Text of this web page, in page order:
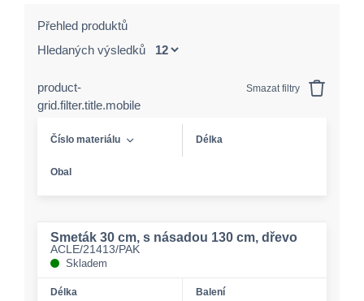
Přehled produktů
Hledaných výsledků
product-
grid.filter.title.mobile
Smazat filtry
Číslo materiálu Délka
Obal
Smeták 30 cm, s násadou 130 cm, dřevo
ACLE/21413/PAK
Skladem
Délka
Balení